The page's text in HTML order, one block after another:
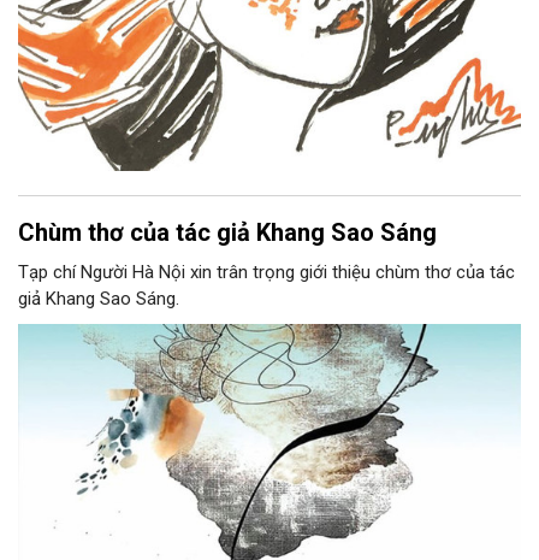
Chùm thơ của tác giả Khang Sao Sáng
Tạp chí Người Hà Nội xin trân trọng giới thiệu chùm thơ của tác
giả Khang Sao Sáng.